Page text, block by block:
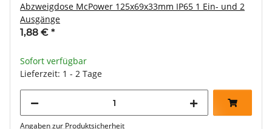
Abzweigdose McPower 125x69x33mm IP65 1 Ein- und 2
Ausgänge
1,88 € *
Sofort verfügbar
Lieferzeit: 1 - 2 Tage
Angaben zur Produktsicherheit